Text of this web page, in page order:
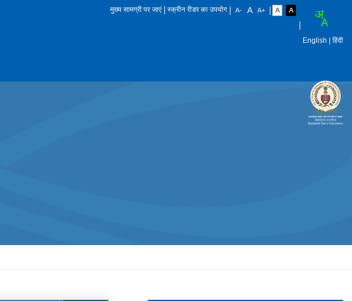
मुख्य सामग्री पर जाएं स्क्रीन रीडर का उपयोग
English | हिंदी